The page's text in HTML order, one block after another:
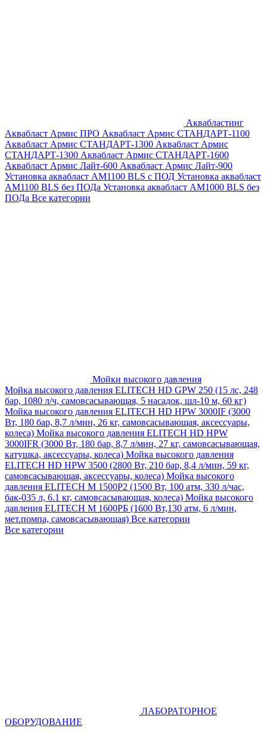
Аквабластинг
Аквабласт Армис ПРО Аквабласт Армис СТАНДАРТ-1100
Аквабласт Армис СТАНДАРТ-1300 Аквабласт Армис
СТАНДАРТ-1300 Аквабласт Армис СТАНДАРТ-1600
Аквабласт Армис Лайт-600 Аквабласт Армис Лайт-900
Установка аквабласт AM1100 BLS с ПОД Установка аквабласт
AM1100 BLS без ПОДа Установка аквабласт AM1000 BLS без
ПОДа Все категории
Мойки высокого давления
Мойка высокого давления ELITECH HD GPW 250 (15 лс, 248
бар, 1080 л/ч, самовсасывающая, 5 насадок, шл-10 м, 60 кг)
Мойка высокого давления ELITECH HD HPW 3000IF (3000
Вт, 180 бар, 8,7 л/мин, 26 кг, самовсасывающая, аксессуары,
колеса) Мойка высокого давления ELITECH HD HPW
3000IFR (3000 Вт, 180 бар, 8,7 л/мин, 27 кг, самовсасывающая,
катушка, аксессуары, колеса) Мойка высокого давления
ELITECH HD HPW 3500 (2800 Вт, 210 бар, 8,4 л/мин, 59 кг,
самовсасывающая, аксессуары, колеса) Мойка высокого
давления ELITECH M 1500P2 (1500 Вт, 100 атм, 330 л/час,
бак-035 л, 6.1 кг, самовсасывающая, колеса) Мойка высокого
давления ELITECH М 1600РБ (1600 Вт,130 атм, 6 л/мин,
мет.помпа, самовсасывающая) Все категории
Все категории
ЛАБОРАТОРНОЕ
ОБОРУДОВАНИЕ